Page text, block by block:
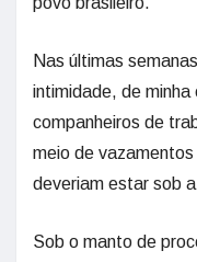
Nas últimas
intimidade, de minha
companheiros de
meio de
deveriam estar sob
Sob o manto de